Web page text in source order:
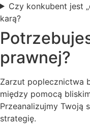
Czy konkubent jest
karą?
prawnej?
Zarzut poplecznictwa
między pomocą
Przeanalizujmy Twoją
strategię.